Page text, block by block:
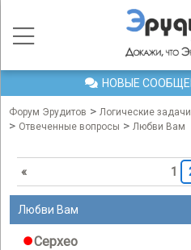
НОВЫЕ
Форум Эрудитов > Логические
> Отвеченные вопросы > Любви Вам
« 1
Любви Вам
Cepxeo